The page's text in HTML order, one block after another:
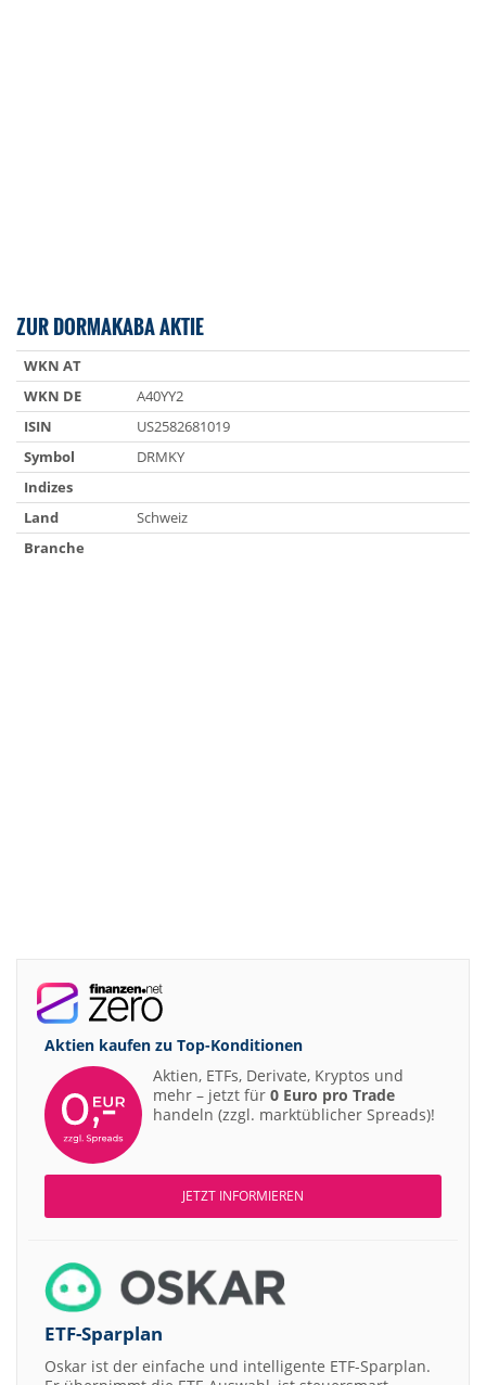
ZUR DORMAKABA AKTIE
WKN AT
WKN DE
A40YY2
ISIN
US2582681019
Symbol
DRMKY
Indizes
Land
Schweiz
Branche
Aktien kaufen zu Top-Konditionen
Aktien, ETFs, Derivate, Kryptos und
mehr – jetzt für 0 Euro pro Trade
handeln (zzgl. marktüblicher Spreads)!
JETZT INFORMIEREN
ETF-Sparplan
Oskar ist der einfache und intelligente ETF-Sparplan.